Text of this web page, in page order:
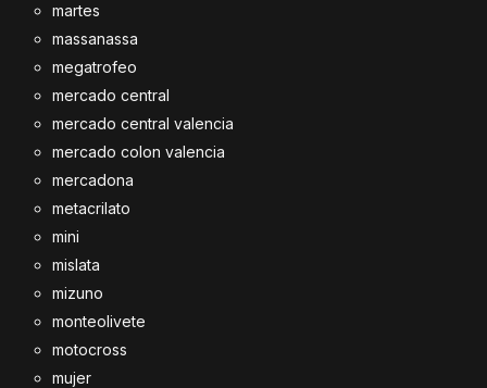
martes
massanassa
megatrofeo
mercado central
mercado central valencia
mercado colon valencia
mercadona
metacrilato
mini
mislata
mizuno
monteolivete
motocross
mujer